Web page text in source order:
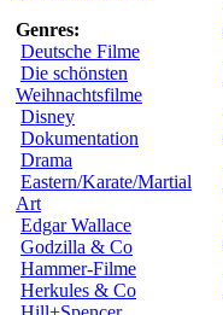
Genres:
Deutsche Filme
Die schönsten
Weihnachtsfilme
Disney
Dokumentation
Drama
Eastern/Karate/Martial
Art
Edgar Wallace
Godzilla & Co
Hammer-Filme
Herkules & Co